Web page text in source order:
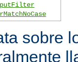
sobre